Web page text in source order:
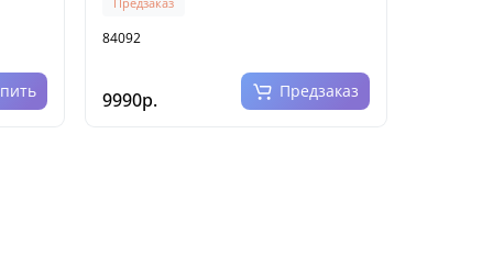
84092
9990р. Предзаказ